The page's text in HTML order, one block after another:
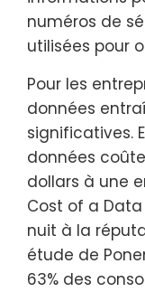
numéros de
utilisées pour
Pour les
données
significatives.
données
dollars à une
Cost of a Data
nuit à la
étude de
63% des